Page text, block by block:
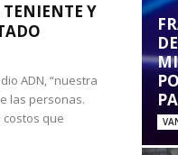
Y
ADN, “nuestra
las personas.
que